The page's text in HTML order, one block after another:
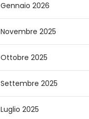
Gennaio 2026
Novembre 2025
Ottobre 2025
Settembre 2025
Luglio 2025